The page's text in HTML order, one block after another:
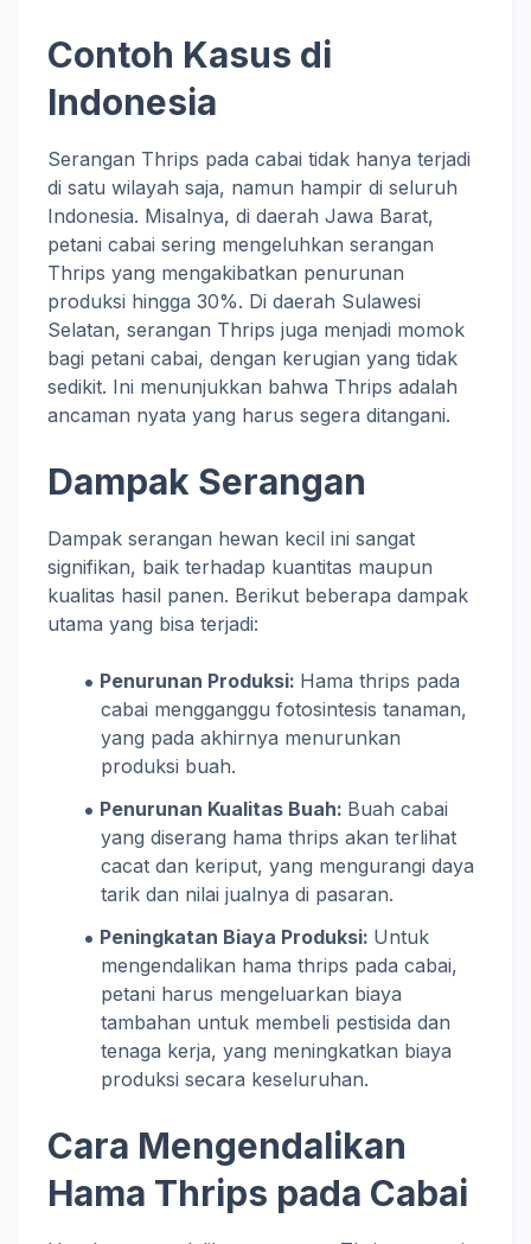
Contoh Kasus di
Indonesia
Serangan Thrips pada cabai tidak hanya terjadi
di satu wilayah saja, namun hampir di seluruh
Indonesia. Misalnya, di daerah Jawa Barat,
petani cabai sering mengeluhkan serangan
Thrips yang mengakibatkan penurunan
produksi hingga 30%. Di daerah Sulawesi
Selatan, serangan Thrips juga menjadi momok
bagi petani cabai, dengan kerugian yang tidak
sedikit. Ini menunjukkan bahwa Thrips adalah
ancaman nyata yang harus segera ditangani.
Dampak Serangan
Dampak serangan hewan kecil ini sangat
signifikan, baik terhadap kuantitas maupun
kualitas hasil panen. Berikut beberapa dampak
utama yang bisa terjadi:
Penurunan Produksi: Hama thrips pada
cabai mengganggu fotosintesis tanaman,
yang pada akhirnya menurunkan
produksi buah.
Penurunan Kualitas Buah: Buah cabai
yang diserang hama thrips akan terlihat
cacat dan keriput, yang mengurangi daya
tarik dan nilai jualnya di pasaran.
Peningkatan Biaya Produksi: Untuk
mengendalikan hama thrips pada cabai,
petani harus mengeluarkan biaya
tambahan untuk membeli pestisida dan
tenaga kerja, yang meningkatkan biaya
produksi secara keseluruhan.
Cara Mengendalikan
Hama Thrips pada Cabai